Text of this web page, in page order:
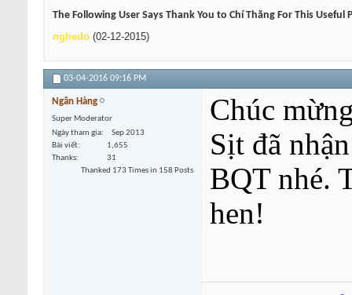
The Following User Says Thank You to Chí Thăng For This Useful
nghedo (02-12-2015)
03-04-2016 09:16 PM
Ngân Hàng
Super Moderator
Ngày tham gia
Sep 2013
Bài viết
1,655
Thanks
31
Thanked 173 Times in 158 Posts
Chúc
Sịt đã
BQT nhé.
hen!